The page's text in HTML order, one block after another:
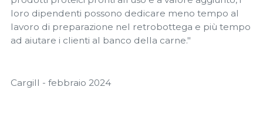
loro dipendenti possono dedicare meno tempo al
lavoro di preparazione nel retrobottega e più tempo
ad aiutare i clienti al banco della carne."
Cargill - febbraio 2024